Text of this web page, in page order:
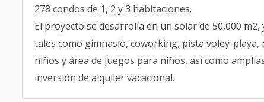
278 condos de 1, 2 y 3 habitaciones.
El proyecto se desarrolla en un solar de 50,000
tales como gimnasio, coworking, pista voley-
niños y área de juegos para niños, así como
inversión de alquiler vacacional.